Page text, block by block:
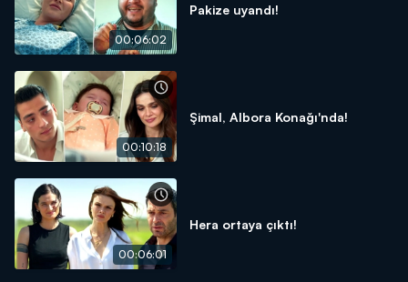
00:06:02
Pakize uyandı!
00:10:18
Şimal, Albora Konağı'nda!
00:06:01
Hera ortaya çıktı!